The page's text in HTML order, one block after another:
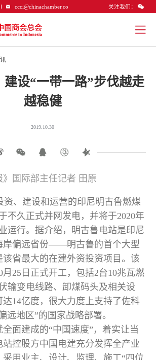
ccci@chinachamber.co 关注我们：
建设“一带一路”步伐越走
越稳健
2019.10.30
》国际部主任记者 田原
资、建设和运营的印尼明古鲁燃煤
不久正式并网发电，并将于2020年
运行。据介绍，明古鲁电站是印尼
岸偏远省份——明古鲁的首个大型
该省最大的在建外资投资项目。该
月25日正式开工，包括2台10兆瓦燃
输变电线路、卸煤码头及相关设
14亿度，很大力度上支持了佐科
远地区”的国家战略部署。
建成的“中国速度”，着实让当
控股方中国电建充分发挥全产业
用业主、设计、监理、施工“四位